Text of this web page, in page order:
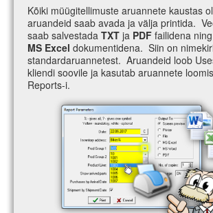
Kõiki müügitellimuste aruannete kaustas
aruandeid saab avada ja välja printida.
saab salvestada TXT ja PDF failidena ning
MS Excel dokumentidena. Siin on
standardaruannetest. Aruandeid loob
kliendi soovile ja kasutab aruannete
Reports-i.